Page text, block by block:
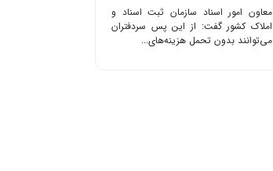
معاون امور اسناد سازمان ثبت اسناد و
املاک کشور گفت: از این پس سردفتران
می‌توانند بدون تحمل هزینه‌های...